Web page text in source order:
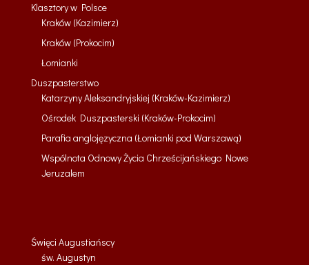
Klasztory w Polsce
Kraków (Kazimierz)
Kraków (Prokocim)
Łomianki
Duszpasterstwo
Katarzyny Aleksandryjskiej (Kraków-Kazimierz)
Ośrodek Duszpasterski (Kraków-Prokocim)
Parafia anglojęzyczna (Łomianki pod Warszawą)
Wspólnota Odnowy Życia Chrześcijańskiego Nowe
Jeruzalem
Święci Augustiańscy
św. Augustyn